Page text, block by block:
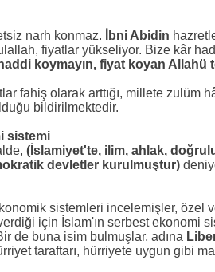
narh konmaz. İbni Abidin
fiyatlar yükseliyor. Bize kâr
koymayın, fiyat koyan Allahü
fahiş olarak arttığı, millete zulüm
bildirilmektedir.
sistemi
(İslamiyet'te, ilim, ahlak,
devletler kurulmuştur)
sistemleri incelemişler, özel
için İslam'ın serbest ekonomi
de buna isim bulmuşlar, adına
taraftarı, hürriyete uygun gibi